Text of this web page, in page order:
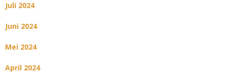
Juli 2024
Juni 2024
Mei 2024
April 2024